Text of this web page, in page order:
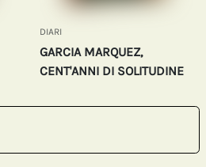
DIARI
GARCIA MARQUEZ,
CENT'ANNI DI SOLITUDINE